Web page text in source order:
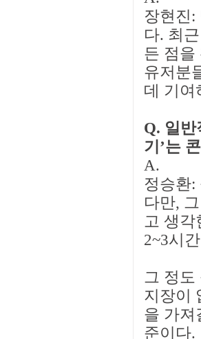
장현진:
다. 최
든 점을
유저분
데 기여
Q. 일
기’는
A.
정승환:
다만,
고 생각
2~3시
그 정도
지장이
을 가져
준이다.